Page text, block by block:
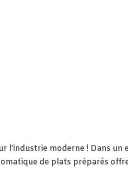
l’industrie moderne ! Dans
de plats préparés